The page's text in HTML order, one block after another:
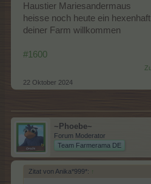
Haustier Mariesandermaus
heisse noch heute ein
deiner Farm willkommen
#1600
22 Oktober 2024
~Phoebe~
Forum Moderator
Team Farmerama DE
Zitat von Anika*999*: ↑